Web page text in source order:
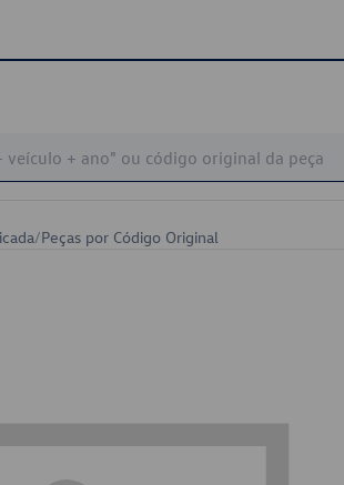
/Peças por Código Original